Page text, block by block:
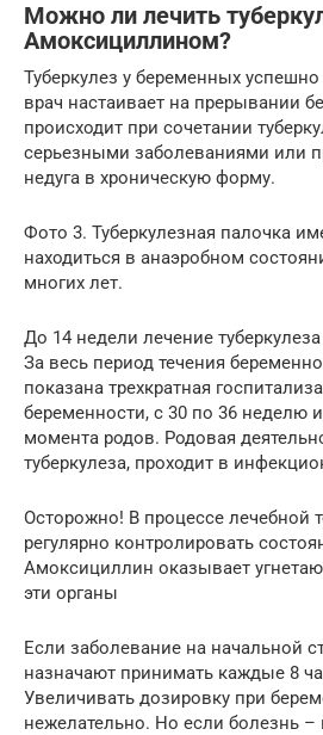
Можно ли лечить
Амоксициллином?
Туберкулез у беременных
врач настаивает на прерывании
происходит при сочетании
серьезными заболеваниями или
недуга в хроническую форму.
Фото 3. Туберкулезная палочка
находиться в анаэробном
многих лет.
До 14 недели лечение
За весь период течения
показана трехкратная
беременности, с 30 по 36 неделю
момента родов. Родовая
туберкулеза, проходит в
Осторожно! В процессе лечебной
регулярно контролировать
Амоксициллин оказывает
эти органы
Если заболевание на начальной
назначают принимать каждые 8
Увеличивать дозировку при
нежелательно. Но если болезнь –